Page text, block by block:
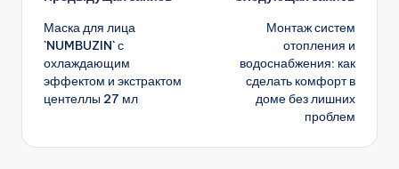
записи
Маска для лица
`NUMBUZIN` с
охлаждающим
эффектом и экстрактом
центеллы 27 мл
Монтаж систем
отопления и
водоснабжения: как
сделать комфорт в
доме без лишних
проблем